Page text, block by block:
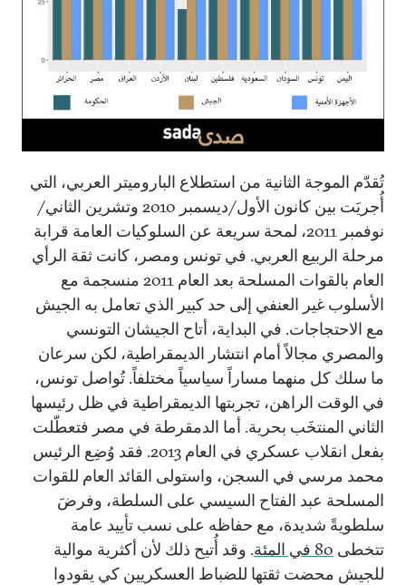
تُقدّم الموجة الثانية من استطلاع الباروميتر العربي، التي
أُجريَت بين كانون الأول/ديسمبر 2010 وتشرين الثاني/
نوفمبر 2011، لمحة سريعة عن السلوكيات العامة قرابة
مرحلة الربيع العربي. في تونس ومصر، كانت ثقة الرأي
العام بالقوات المسلحة بعد العام 2011 منسجمة مع
الأسلوب غير العنفي إلى حد كبير الذي تعامل به الجيش
مع الاحتجاجات. في البداية، أتاح الجيشان التونسي
والمصري مجالاً أمام انتشار الديمقراطية، لكن سرعان
ما سلك كل منهما مساراً سياسياً مختلفاً. تُواصل تونس،
في الوقت الراهن، تجربتها الديمقراطية في ظل رئيسها
الثاني المنتخَب بحرية. أما الدمقرطة في مصر فتعطّلت
بفعل انقلاب عسكري في العام 2013. فقد وُضِع الرئيس
محمد مرسي في السجن، واستولى القائد العام للقوات
المسلحة عبد الفتاح السيسي على السلطة، وفرضَ
سلطويةً شديدة، مع حفاظه على نسب تأييد عامة
تتخطى 80 في المئة
. وقد أُتيح ذلك لأن أكثرية موالية
للجيش محضت ثقتها للضباط العسكريين كي يقودوا